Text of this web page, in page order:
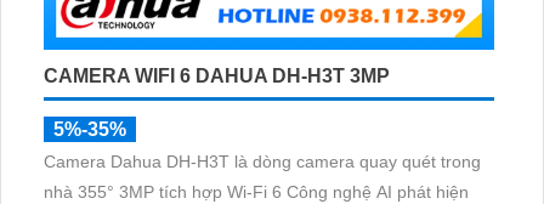
CAMERA WIFI 6 DAHUA DH-H3T 3MP
5%-35%
Camera Dahua DH-H3T là dòng camera quay quét trong
nhà 355° 3MP tích hợp Wi-Fi 6 Công nghệ AI phát hiện